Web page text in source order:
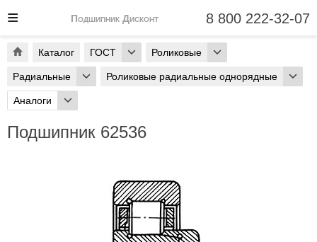
Каталог ГОСТ Роликовые
Радиальные Роликовые радиальные однорядные
Аналоги
Подшипник 62536
Подшипник Дисконт 8 800 222-32-07